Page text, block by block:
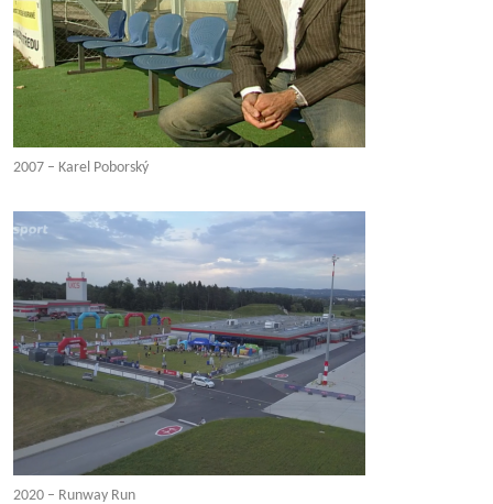
2007 – Karel Poborský
2020 – Runway Run